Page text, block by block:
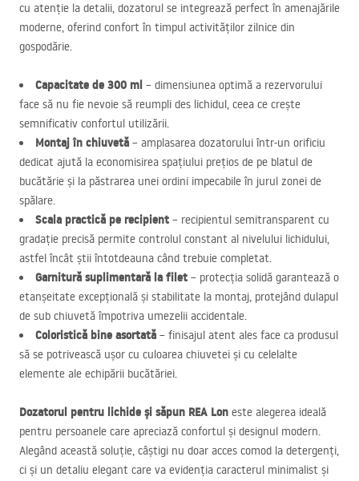
cu atenție la detalii, dozatorul se integrează perfect în amenajările
moderne, oferind confort în timpul activităților zilnice din
gospodărie.
Capacitate de 300 ml – dimensiunea optimă a rezervorului
face să nu fie nevoie să reumpli des lichidul, ceea ce crește
semnificativ confortul utilizării.
Montaj în chiuvetă – amplasarea dozatorului într-un orificiu
dedicat ajută la economisirea spațiului prețios de pe blatul de
bucătărie și la păstrarea unei ordini impecabile în jurul zonei de
spălare.
Scala practică pe recipient – recipientul semitransparent cu
gradație precisă permite controlul constant al nivelului lichidului,
astfel încât știi întotdeauna când trebuie completat.
Garnitură suplimentară la filet – protecția solidă garantează o
etanșeitate excepțională și stabilitate la montaj, protejând dulapul
de sub chiuvetă împotriva umezelii accidentale.
Coloristică bine asortată – finisajul atent ales face ca produsul
să se potrivească ușor cu culoarea chiuvetei și cu celelalte
elemente ale echipării bucătăriei.
Dozatorul pentru lichide și săpun REA Lon este alegerea ideală
pentru persoanele care apreciază confortul și designul modern.
Alegând această soluție, câștigi nu doar acces comod la detergenți,
ci și un detaliu elegant care va evidenția caracterul minimalist și